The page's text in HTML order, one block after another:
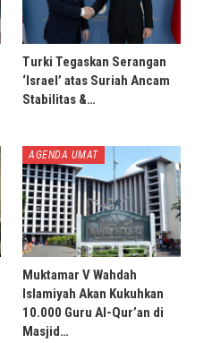
Turki Tegaskan Serangan
‘Israel’ atas Suriah Ancam
Stabilitas &…
AGENDA UMAT
Muktamar V Wahdah
Islamiyah Akan Kukuhkan
10.000 Guru Al-Qur’an di
Masjid…